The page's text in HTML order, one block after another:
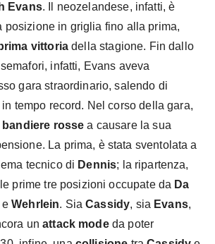
Evans. Il neozelandese, infatti, è
posizione in griglia fino alla prima,
vittoria della stagione. Fin dallo
infatti, Evans aveva
gara straordinario, salendo di
tempo record. Nel corso della gara,
bandiere rosse a causare la sua
La prima, è stata sventolata a
tecnico di Dennis; la ripartenza,
prime tre posizioni occupate da Da
eWehrlein. SiaCassidy, sia Evans,
unattack modeda poter